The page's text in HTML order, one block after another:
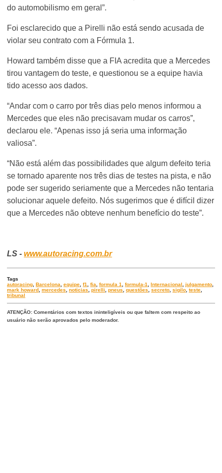
do automobilismo em geral”.
Foi esclarecido que a Pirelli não está sendo acusada de
violar seu contrato com a Fórmula 1.
Howard também disse que a FIA acredita que a Mercedes
tirou vantagem do teste, e questionou se a equipe havia
tido acesso aos dados.
“Andar com o carro por três dias pelo menos informou a
Mercedes que eles não precisavam mudar os carros”,
declarou ele. “Apenas isso já seria uma informação
valiosa”.
“Não está além das possibilidades que algum defeito teria
se tornado aparente nos três dias de testes na pista, e não
pode ser sugerido seriamente que a Mercedes não tentaria
solucionar aquele defeito. Nós sugerimos que é difícil dizer
que a Mercedes não obteve nenhum benefício do teste”.
LS -www.autoracing.com.br
Tags
autoracing ,Barcelona ,equipe ,f1 ,fia ,formula 1 ,formula-1 ,Internacional ,julgamento
mark howard ,mercedes ,noticias ,pirelli ,pneus ,questões ,secreto ,sigilo ,teste
tribunal
ATENÇÃO: Comentários com textos ininteligíveis ou que faltem com respeito ao
usuário não serão aprovados pelo moderador.